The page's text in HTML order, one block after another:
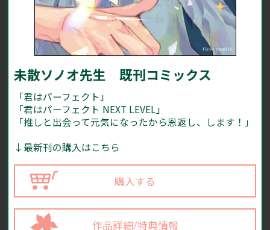
未散ソノオ先生 既刊コミックス
「君はパーフェクト」
「君はパーフェクト NEXT LEVEL」
「推しと出会って元気になったから恩返し、します！」
↓最新刊の購入はこちら
購入する
作品詳細/特典情報